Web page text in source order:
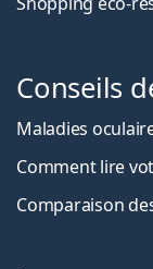
Conseils
Maladies
Comment lire
Comparaison